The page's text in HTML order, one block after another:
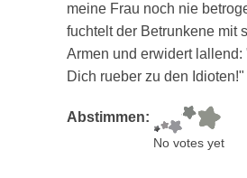
meine Frau noch nie
fuchtelt der Betrunkene mit
Armen und erwidert lallend:
Dich rueber zu den Idioten!"
Abstimmen:
No votes yet